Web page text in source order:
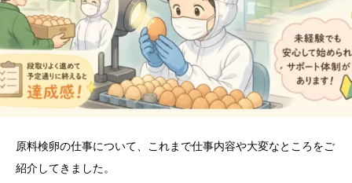
原料検卵の仕事について、これまで仕事内容や大変なところをご
紹介してきました。